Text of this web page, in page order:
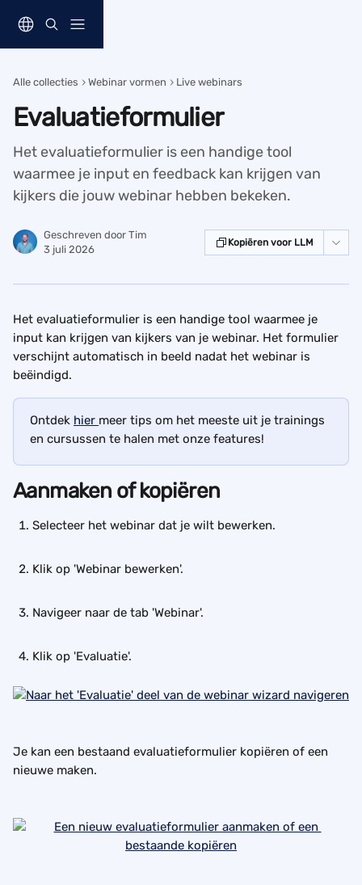
Alle collecties Webinar vormen Live webinars
Evaluatieformulier
Het evaluatieformulier is een handige tool
waarmee je input en feedback kan krijgen van
kijkers die jouw webinar hebben bekeken.
Geschreven door Tim
3 juli 2026
Kopiëren voor LLM
Het evaluatieformulier is een handige tool waarmee je
input kan krijgen van kijkers van je webinar. Het formulier
verschijnt automatisch in beeld nadat het webinar is
beëindigd.
Ontdek hier meer tips om het meeste uit je trainings
en cursussen te halen met onze features!
Aanmaken of kopiëren
Selecteer het webinar dat je wilt bewerken.
Klik op 'Webinar bewerken'.
Navigeer naar de tab 'Webinar'.
Klik op 'Evaluatie'.
Je kan een bestaand evaluatieformulier kopiëren of een
nieuwe maken.